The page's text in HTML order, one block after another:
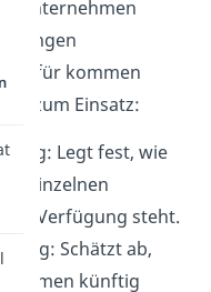
Unternehmen
Dafür kommen
zum Einsatz:
Legt fest, wie
einzelnen
zur Verfügung steht.
Schätzt ab,
künftig